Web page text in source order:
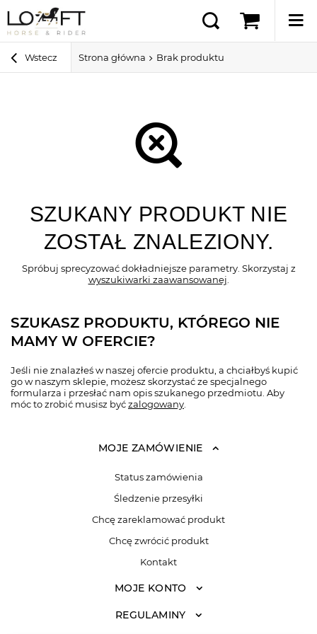
Wstecz Strona główna Brak produktu
SZUKANY PRODUKT NIE
ZOSTAŁ ZNALEZIONY.
Spróbuj sprecyzować dokładniejsze parametry. Skorzystaj z
wyszukiwarki zaawansowanej
SZUKASZ PRODUKTU, KTÓREGO NIE
MAMY W OFERCIE?
Jeśli nie znalazłeś w naszej ofercie produktu, a chciałbyś kupić
go w naszym sklepie, możesz skorzystać ze specjalnego
formularza i przesłać nam opis szukanego przedmiotu. Aby
móc to zrobić musisz byćzalogowany
MOJE ZAMÓWIENIE
Status zamówienia
Śledzenie przesyłki
Chcę zareklamować produkt
Chcę zwrócić produkt
Kontakt
MOJE KONTO
REGULAMINY